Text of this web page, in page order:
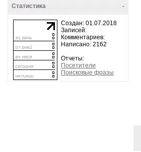
-
Статистика
Создан: 01.07.2018
Записей:
Комментариев:
Написано: 2162
Отчеты:
Посетители
Поисковые фразы